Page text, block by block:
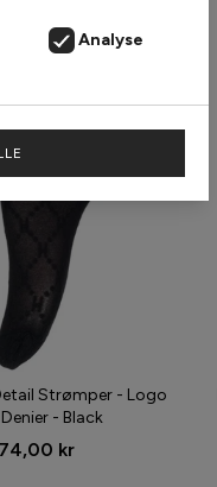
Analyse
Strømper - Logo
- Black
74,00 kr